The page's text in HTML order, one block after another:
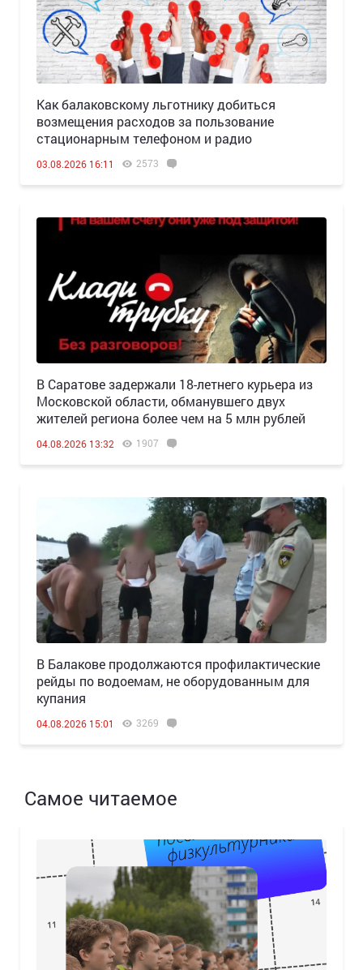
Как балаковскому льготнику добиться
возмещения расходов за пользование
стационарным телефоном и радио
03.08.2026 16:11 2573
В Саратове задержали 18-летнего курьера из
Московской области, обманувшего двух
жителей региона более чем на 5 млн рублей
04.08.2026 13:32 1907
В Балакове продолжаются профилактические
рейды по водоемам, не оборудованным для
купания
04.08.2026 15:01 3269
Самое читаемое